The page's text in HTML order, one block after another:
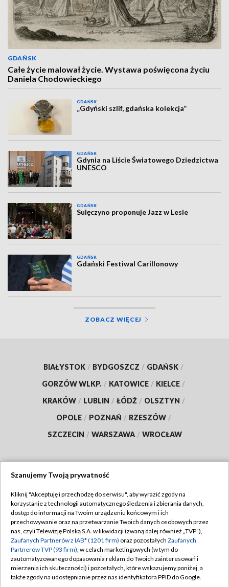
GDAŃSK
Całe życie malował życie. Wystawa poświęcona życiu
Daniela Chodowieckiego
GDAŃSK
„Gdyński szlif, gdańska kolekcja”
GDAŃSK
Gdynia na Liście Światowego Dziedzictwa
UNESCO
GDAŃSK
Sulęczyno proponuje Jazz w Lesie
GDAŃSK
Gdański Festiwal Carillonowy
ZOBACZ WIĘCEJ
BIAŁYSTOK / BYDGOSZCZ / GDAŃSK /
GORZÓW WLKP. / KATOWICE / KIELCE /
KRAKÓW / LUBLIN / ŁÓDŹ / OLSZTYN /
OPOLE / POZNAŃ / RZESZÓW /
SZCZECIN / WARSZAWA / WROCŁAW
TVP
Abonament TVP
Emisja w TVP
Centrum informacji TVP
Naziemna Telewizja Cyfrowa
Regulamin TVP
Polityka prywatności
Moje zgody
Pomoc
Szanujemy Twoją prywatność
Kliknij "Akceptuję i przechodzę do serwisu", aby wyrazić zgody na
korzystanie z technologii automatycznego śledzenia i zbierania danych,
dostęp do informacji na Twoim urządzeniu końcowym i ich
przechowywanie oraz na przetwarzanie Twoich danych osobowych przez
nas, czyli Telewizję Polską S.A. w likwidacji (zwaną dalej również „TVP”),
Zaufanych Partnerów z IAB* (1201 firm) oraz pozostałych Zaufanych
Partnerów TVP (93 firm), w celach marketingowych (w tym do
zautomatyzowanego dopasowania reklam do Twoich zainteresowań i
mierzenia ich skuteczności) i pozostałych, które wskazujemy poniżej, a
także zgody na udostępnianie przez nas identyfikatora PPID do Google.